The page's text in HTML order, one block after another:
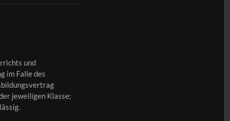
und
im Falle des
jeweiligen Klasse;